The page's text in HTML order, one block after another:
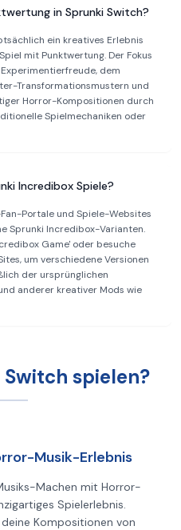
in Sprunki Switch?
ein kreatives Erlebnis
mit Punktwertung. Der Fokus
dem
Transformationsmustern und
Horror-Kompositionen durch
Spielmechaniken oder
Incredibox Spiele?
Portale und Spiele-Websites
Sprunki Incredibox-Varianten.
Game' oder besuche
um verschiedene Versionen
der ursprünglichen
anderer kreativer Mods wie
spielen?
Musik-Erlebnis
Machen mit Horror-
Spielerlebnis.
Kompositionen von